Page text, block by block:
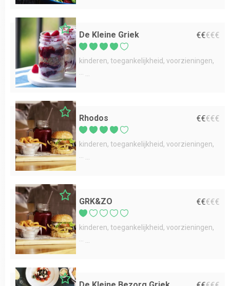
De Kleine Griek €€€€€
kinderen toegankelijkheid voorzieningen
Rhodos €€€€€
kinderen toegankelijkheid voorzieningen
GRK&ZO €€€€€
kinderen toegankelijkheid voorzieningen